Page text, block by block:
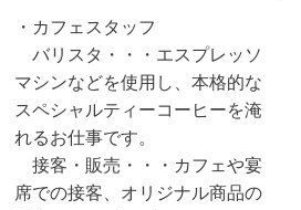
・カフェスタッフ
バリスタ・・・エスプレッソ
マシンなどを使用し、本格的な
スペシャルティーコーヒーを淹
れるお仕事です。
接客・販売・・・カフェや宴
席での接客、オリジナル商品の